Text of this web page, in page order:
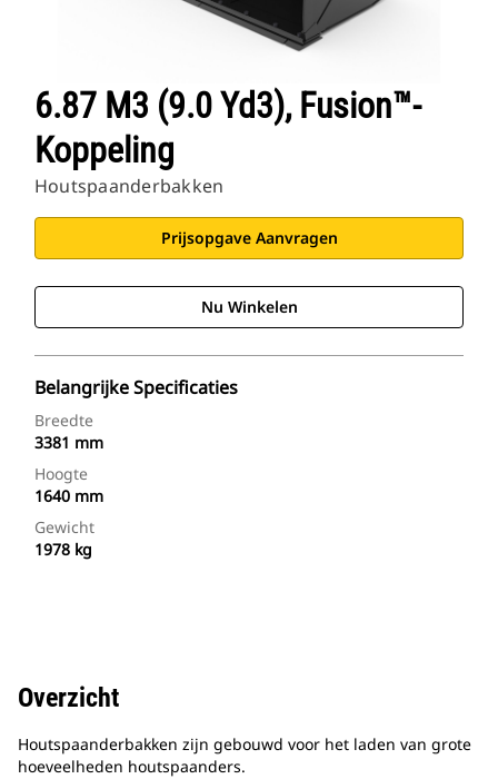
6.87 M3 (9.0 Yd3), Fusion™-
Koppeling
Houtspaanderbakken
Prijsopgave Aanvragen
Nu Winkelen
Belangrijke Specificaties
Breedte
3381 mm
Hoogte
1640 mm
Gewicht
1978 kg
Overzicht
Houtspaanderbakken zijn gebouwd voor het laden van grote
hoeveelheden houtspaanders.